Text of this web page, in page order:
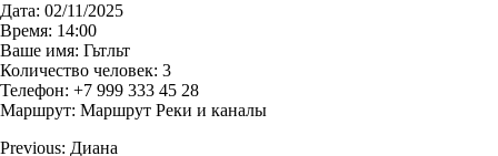
Дата: 02/11/2025
Время: 14:00
Ваше имя: Гьтльт
Количество человек: 3
Телефон: +7 999 333 45 28
Маршрут: Маршрут Реки и каналы
Previous: Диана